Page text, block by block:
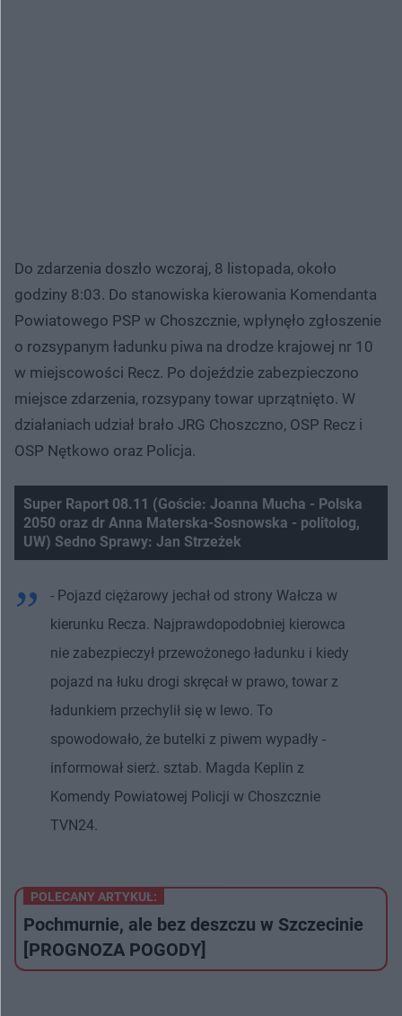
Do zdarzenia doszło wczoraj, 8 listopada, około
godziny 8:03. Do stanowiska kierowania Komendanta
Powiatowego PSP w Choszcznie, wpłynęło zgłoszenie
o rozsypanym ładunku piwa na drodze krajowej nr 10
w miejscowości Recz. Po dojeździe zabezpieczono
miejsce zdarzenia, rozsypany towar uprzątnięto. W
działaniach udział brało JRG Choszczno, OSP Recz i
OSP Nętkowo oraz Policja.
Super Raport 08.11 (Goście: Joanna Mucha - Polska
2050 oraz dr Anna Materska-Sosnowska - politolog,
UW) Sedno Sprawy: Jan Strzeżek
- Pojazd ciężarowy jechał od strony Wałcza w
kierunku Recza. Najprawdopodobniej kierowca
nie zabezpieczył przewożonego ładunku i kiedy
pojazd na łuku drogi skręcał w prawo, towar z
ładunkiem przechylił się w lewo. To
spowodowało, że butelki z piwem wypadły -
informował sierż. sztab. Magda Keplin z
Komendy Powiatowej Policji w Choszcznie
TVN24.
POLECANY ARTYKUŁ:
Pochmurnie, ale bez deszczu w Szczecinie
[PROGNOZA POGODY]